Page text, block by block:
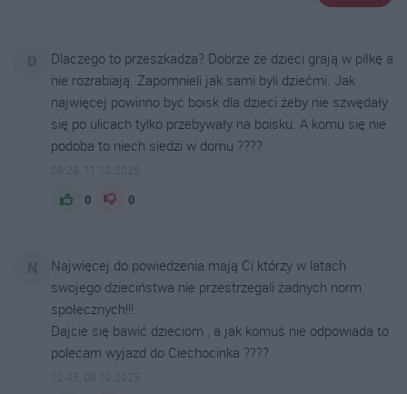
Dlaczego to przeszkadza? Dobrze że dzieci grają w piłkę a
nie rozrabiają. Zapomnieli jak sami byli dziećmi. Jak
najwięcej powinno być boisk dla dzieci żeby nie szwędały
się po ulicach tylko przebywały na boisku. A komu się nie
podoba to niech siedzi w domu ????
09:28, 11.10.2025
0 0
Najwięcej do powiedzenia mają Ci którzy w latach
swojego dzieciństwa nie przestrzegali żadnych norm
społecznych!!!
Dajcie się bawić dzieciom , a jak komuś nie odpowiada to
polecam wyjazd do Ciechocinka ????
12:45, 08.10.2025